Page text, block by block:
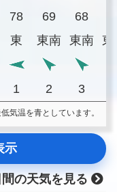
78 69 68
東 東南 東南 東
1 2 3
気温を青としています。
示
の天気を見る